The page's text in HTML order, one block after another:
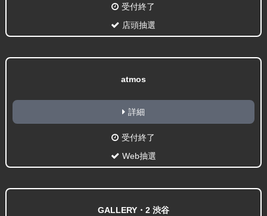
受付終了
店頭抽選
atmos
詳細
受付終了
Web抽選
GALLERY・2 渋谷